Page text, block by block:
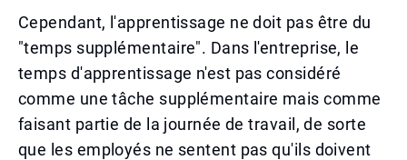
Cependant, l'apprentissage ne doit pas être du
"temps supplémentaire". Dans l'entreprise, le
temps d'apprentissage n'est pas considéré
comme une tâche supplémentaire mais comme
faisant partie de la journée de travail, de sorte
que les employés ne sentent pas qu'ils doivent